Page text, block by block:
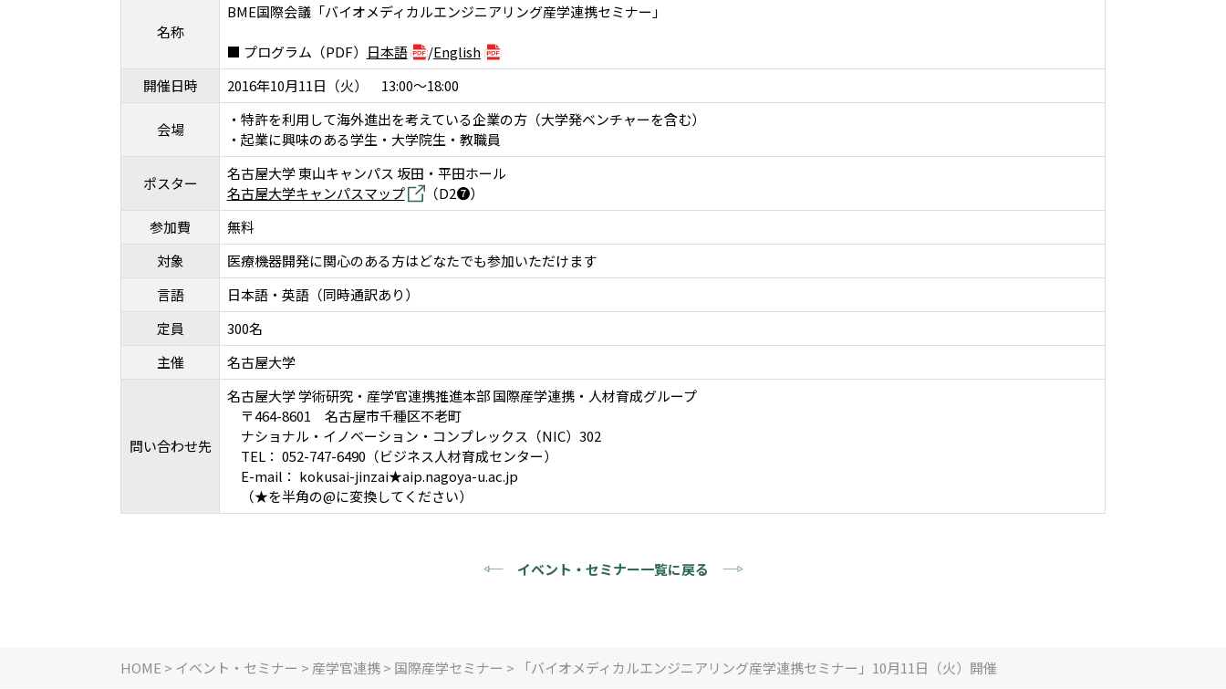
名称
BME国際会議「バイオメディカルエンジニアリング産学連携セミナー」
■ プログラム（PDF） 日本語 /English
開催日時
2016年10月11日（火） 13:00～18:00
会場
・特許を利用して海外進出を考えている企業の方（大学発ベンチャーを含む）
・起業に興味のある学生・大学院生・教職員
ポスター
名古屋大学 東山キャンパス 坂田・平田ホール
名古屋大学キャンパスマップ
（D2➐）
参加費
無料
対象
医療機器開発に関心のある方はどなたでも参加いただけます
言語
日本語・英語（同時通訳あり）
定員
300名
主催
名古屋大学
問い合わせ先
名古屋大学 学術研究・産学官連携推進本部 国際産学連携・人材育成グループ
〒464-8601 名古屋市千種区不老町
ナショナル・イノベーション・コンプレックス（NIC）302
TEL： 052-747-6490（ビジネス人材育成センター）
E-mail： kokusai-jinzai★aip.nagoya-u.ac.jp
（★を半角の@に変換してください）
イベント・セミナー一覧に戻る
HOME> イベント・セミナー > 産学官連携> 国際産学セミナー > 「バイオメディカルエンジニアリング産学連携セミナー」10月11日（火）開催